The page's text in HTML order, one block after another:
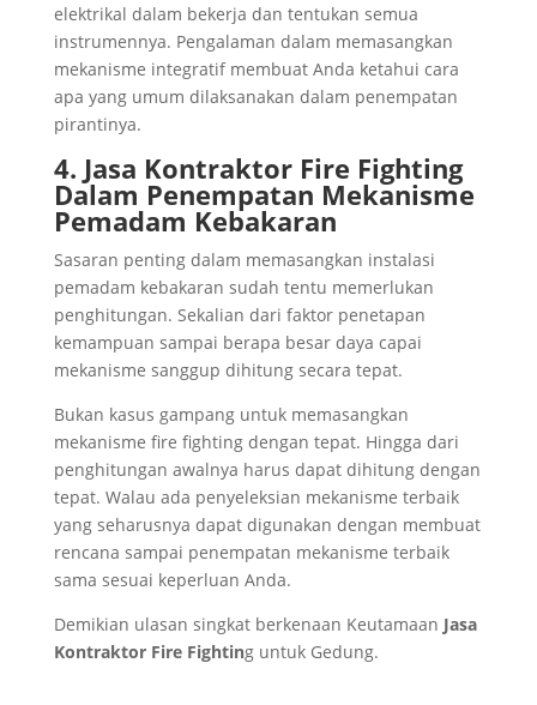
elektrikal dalam bekerja dan tentukan semua
instrumennya. Pengalaman dalam memasangkan
mekanisme integratif membuat Anda ketahui cara
apa yang umum dilaksanakan dalam penempatan
pirantinya.
4. Jasa Kontraktor Fire Fighting
Dalam Penempatan Mekanisme
Pemadam Kebakaran
Sasaran penting dalam memasangkan instalasi
pemadam kebakaran sudah tentu memerlukan
penghitungan. Sekalian dari faktor penetapan
kemampuan sampai berapa besar daya capai
mekanisme sanggup dihitung secara tepat.
Bukan kasus gampang untuk memasangkan
mekanisme fire fighting dengan tepat. Hingga dari
penghitungan awalnya harus dapat dihitung dengan
tepat. Walau ada penyeleksian mekanisme terbaik
yang seharusnya dapat digunakan dengan membuat
rencana sampai penempatan mekanisme terbaik
sama sesuai keperluan Anda.
Demikian ulasan singkat berkenaan Keutamaan Jasa
Kontraktor Fire Fighting untuk Gedung.